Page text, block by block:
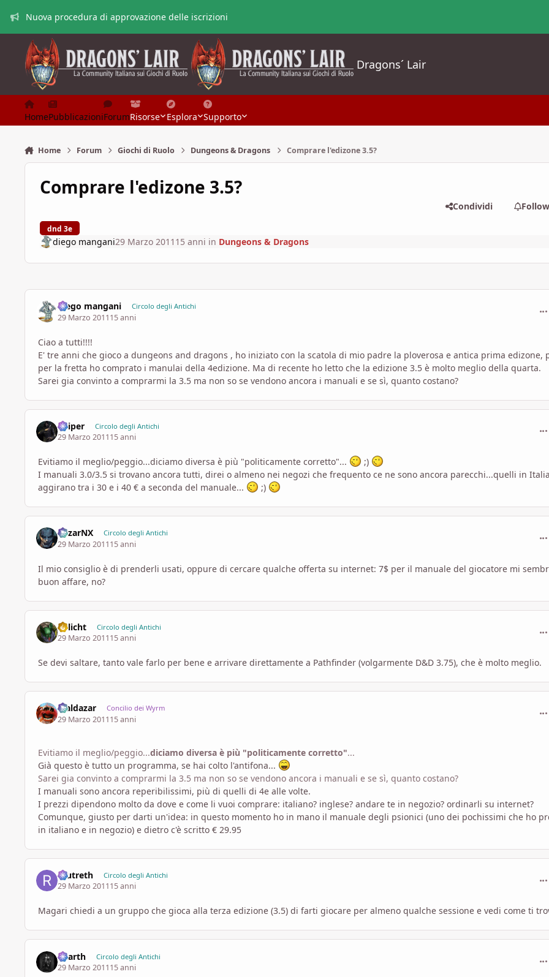
Nuova procedura di approvazione delle iscrizioni
Dragons´ Lair
HomePubblicazioniForumRisorse Esplora Supporto
Home Forum Giochi di Ruolo Dungeons & Dragons Comprare l'edizone 3.5?
Comprare l'edizone 3.5?
dnd 3e
Condividi
diego mangani29 Marzo 2011 15 anni in Dungeons & Dragons
diego mangani Circolo degli Antichi
29 Marzo 201115 anni
Ciao a tutti!!!!
E' tre anni che gioco a dungeons and dragons , ho iniziato con la scatola di mio padre la ploverosa e antica prima edizone,
per la fretta ho comprato i manulai della 4edizione. Ma di recente ho letto che la edizione 3.5 è molto meglio della quarta.
Sarei gia convinto a comprarmi la 3.5 ma non so se vendono ancora i manuali e se sì, quanto costano?
Sniper Circolo degli Antichi
29 Marzo 201115 anni
Evitiamo il meglio/peggio...diciamo diversa è più "politicamente corretto"...
;)
I manuali 3.0/3.5 si trovano ancora tutti, direi o almeno nei negozi che frequento ce ne sono ancora parecchi...quelli in
aggirano tra i 30 e i 40 € a seconda del manuale...
;)
MizarNX Circolo degli Antichi
29 Marzo 201115 anni
Il mio consiglio è di prenderli usati, oppure di cercare qualche offerta su internet: 7$ per il manuale del giocatore mi
buon affare, no?
Irrlicht Circolo degli Antichi
29 Marzo 201115 anni
Se devi saltare, tanto vale farlo per bene e arrivare direttamente a Pathfinder (volgarmente D&D 3.75), che è molto meglio.
Maldazar Concilio dei Wyrm
29 Marzo 201115 anni
Evitiamo il meglio/peggio...diciamo diversa è più "politicamente corretto"...
Già questo è tutto un programma, se hai colto l'antifona...
Sarei gia convinto a comprarmi la 3.5 ma non so se vendono ancora i manuali e se sì, quanto costano?
I manuali sono ancora reperibilissimi, più di quelli di 4e alle volte.
I prezzi dipendono molto da dove e come li vuoi comprare: italiano? inglese? andare te in negozio? ordinarli su internet?
Comunque, giusto per darti un'idea: in questo momento ho in mano il manuale degli psionici (uno dei pochissimi che ho
in italiano e in negozio) e dietro c'è scritto € 29.95
reutreth Circolo degli Antichi
29 Marzo 201115 anni
Magari chiedi a un gruppo che gioca alla terza edizione (3.5) di farti giocare per almeno qualche sessione e vedi come ti
Vaarth Circolo degli Antichi
29 Marzo 201115 anni